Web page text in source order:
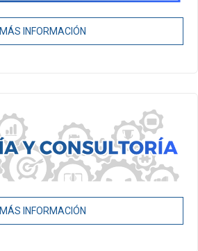
MÁS INFORMACIÓN
MÁS INFORMACIÓN